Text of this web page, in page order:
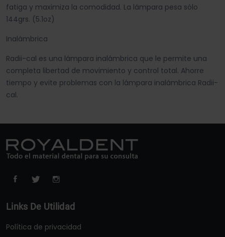
fatiga y maximiza la comodidad. La lámpara pesa sólo
144grs. (5.1oz)
Inalámbrica
Radii-cal es una lámpara inalámbrica que le permite una
completa libertad de movimiento y control total. Ahorre
tiempo y evite problemas con la lámpara inalámbrica Radii-
cal.
Links De Utilidad
Política de privacidad